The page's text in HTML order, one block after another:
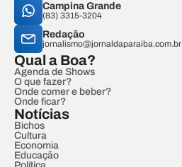
Campina Grande
(83) 3315-3204
Redação
jornalismo@jornaldaparaiba.com.br
Qual a Boa?
Agenda de Shows
O que fazer?
Onde comer e beber?
Onde ficar?
Notícias
Bichos
Cultura
Economia
Educação